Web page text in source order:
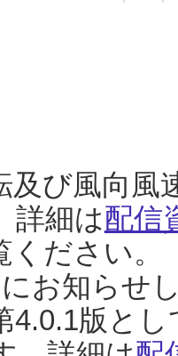
及び風向風
詳細は配信
ください。
お知らせ
4.0.1版と